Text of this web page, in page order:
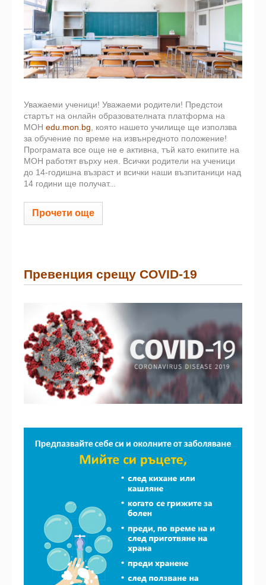
Уважаеми ученици! Уважаеми родители! Предстои
стартът на онлайн образователната платформа на
МОН edu.mon.bg, която нашето училище ще използва
за обучение по време на извънредното положение!
Програмата все още не е активна, тъй като екипите на
МОН работят върху нея. Всички родители на ученици
до 14-годишна възраст и всички наши възпитаници над
14 години ще получат...
Прочети още
Превенция срещу COVID-19